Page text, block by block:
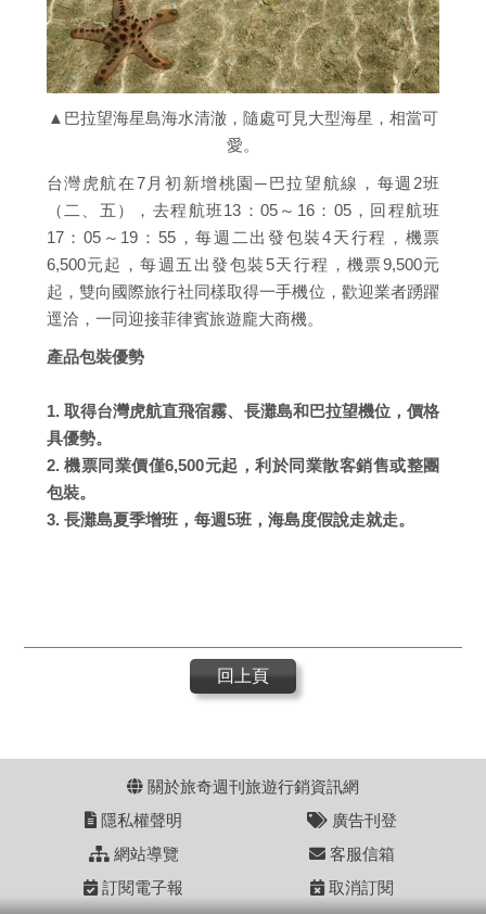
▲巴拉望海星島海水清澈，隨處可見大型海星，相當可
愛。
台灣虎航在7月初新增桃園─巴拉望航線，每週2班
（二、五），去程航班13：05～16：05，回程航班
17：05～19：55，每週二出發包裝4天行程，機票
6,500元起，每週五出發包裝5天行程，機票9,500元
起，雙向國際旅行社同樣取得一手機位，歡迎業者踴躍
逕洽，一同迎接菲律賓旅遊龐大商機。
產品包裝優勢
1. 取得台灣虎航直飛宿霧、長灘島和巴拉望機位，價格
具優勢。
2. 機票同業價僅6,500元起，利於同業散客銷售或整團
包裝。
3. 長灘島夏季增班，每週5班，海島度假說走就走。
回上頁
關於旅奇週刊旅遊行銷資訊網
隱私權聲明
廣告刊登
網站導覽
客服信箱
訂閱電子報
取消訂閱